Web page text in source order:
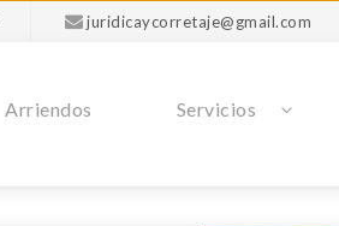
juridicaycorretaje@gmail.com
Arriendos Servicios